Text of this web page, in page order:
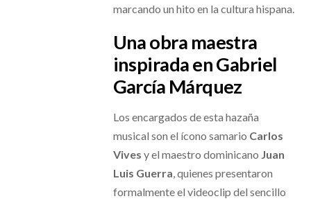
marcando un hito en la cultura hispana.
Una obra maestra
inspirada en Gabriel
García Márquez
Los encargados de esta hazaña
musical son el ícono samario Carlos
Vives y el maestro dominicano Juan
Luis Guerra, quienes presentaron
formalmente el videoclip del sencillo